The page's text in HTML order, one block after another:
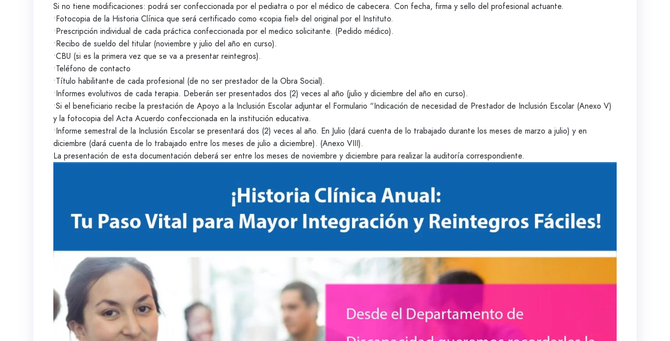
Si no tiene modificaciones: podrá ser confeccionada por el pediatra o por el médico de cabecera. Con fecha, firma y sello del profesional actuante.
•Fotocopia de la Historia Clínica que será certificado como «copia fiel» del original por el Instituto.
•Prescripción individual de cada práctica confeccionada por el medico solicitante. (Pedido médico).
•Recibo de sueldo del titular (noviembre y julio del año en curso).
•CBU (si es la primera vez que se va a presentar reintegros).
•Teléfono de contacto
•Título habilitante de cada profesional (de no ser prestador de la Obra Social).
•Informes evolutivos de cada terapia. Deberán ser presentados dos (2) veces al año (julio y diciembre del año en curso).
•Si el beneficiario recibe la prestación de Apoyo a la Inclusión Escolar adjuntar el Formulario “Indicación de necesidad de Prestador de Inclusión Escolar (Anexo V)
y la fotocopia del Acta Acuerdo confeccionada en la institución educativa.
•Informe semestral de la Inclusión Escolar se presentará dos (2) veces al año. En Julio (dará cuenta de lo trabajado durante los meses de marzo a julio) y en
diciembre (dará cuenta de lo trabajado entre los meses de julio a diciembre). (Anexo VIII).
La presentación de esta documentación deberá ser entre los meses de noviembre y diciembre para realizar la auditoría correspondiente.